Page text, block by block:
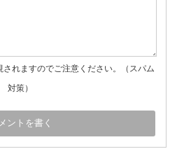
れますのでご注意ください。（スパム
対策）